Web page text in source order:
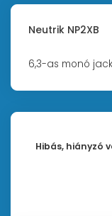
Neutrik NP2XB
6,3-as monó
Hibás, hiányzó